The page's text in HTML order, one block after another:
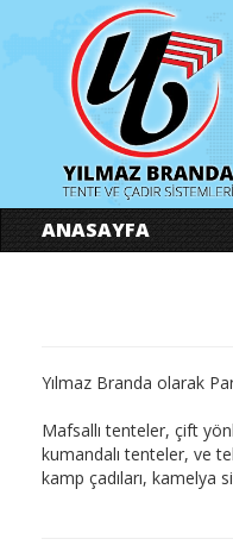
ANASAYFA
Yılmaz Branda olarak
Mafsallı tenteler, çift
kumandalı tenteler, ve
kamp çadıları, kamelya